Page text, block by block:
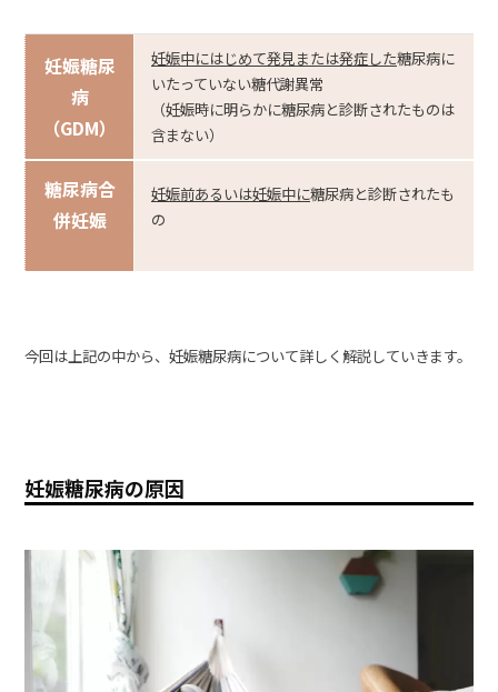
妊娠糖尿
病
（GDM）
妊娠中にはじめて発見または発症した糖尿病に
いたっていない糖代謝異常
（妊娠時に明らかに糖尿病と診断されたものは
含まない）
糖尿病合
併妊娠
妊娠前あるいは妊娠中に糖尿病と診断されたも
の
今回は上記の中から、妊娠糖尿病について詳しく解説していきます。
妊娠糖尿病の原因